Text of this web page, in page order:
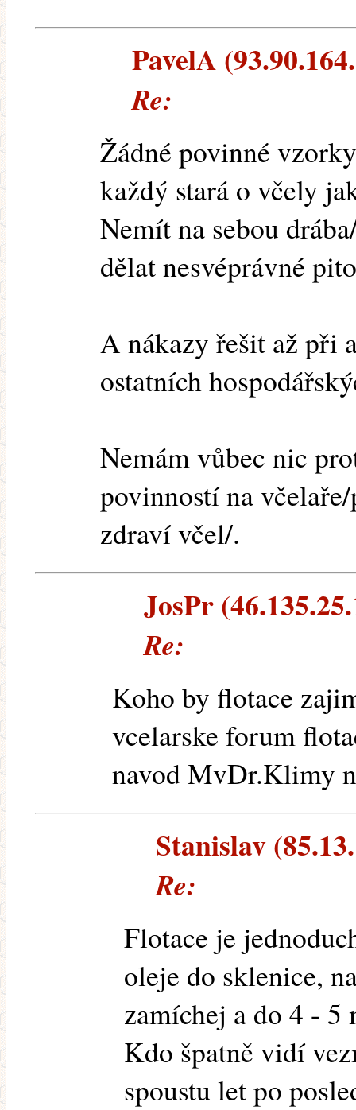
PavelA
Re:
Žádné povinné
každý stará o včely
Nemít na sebou
dělat nesvéprávné
A nákazy řešit až při
ostatních
Nemám vůbec nic
povinností na
zdraví včel/.
JosPr
Re:
Koho by flotace
vcelarske forum
navod MvDr.Klimy
Stanislav
Re:
Flotace je
oleje do sklenice,
zamíchej a do 4 - 5
Kdo špatně vidí
spoustu let po